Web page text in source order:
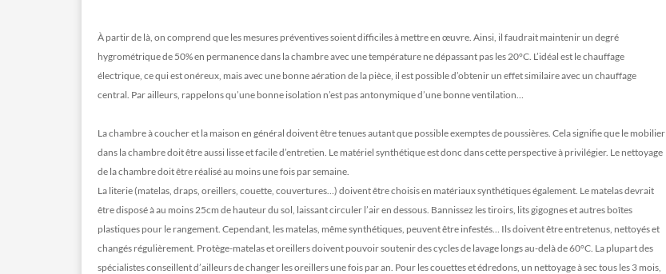
À partir de là, on comprend que les mesures préventives soient difficiles à mettre en œuvre. Ainsi, il faudrait maintenir un degré
hygrométrique de 50% en permanence dans la chambre avec une température ne dépassant pas les 20°C. L’idéal est le chauffage
électrique, ce qui est onéreux, mais avec une bonne aération de la pièce, il est possible d’obtenir un effet similaire avec un chauffage
central. Par ailleurs, rappelons qu’une bonne isolation n’est pas antonymique d’une bonne ventilation…
La chambre à coucher et la maison en général doivent être tenues autant que possible exemptes de poussières. Cela signifie que le mobilier
dans la chambre doit être aussi lisse et facile d’entretien. Le matériel synthétique est donc dans cette perspective à privilégier. Le nettoyage
de la chambre doit être réalisé au moins une fois par semaine.
La literie (matelas, draps, oreillers, couette, couvertures…) doivent être choisis en matériaux synthétiques également. Le matelas devrait
être disposé à au moins 25cm de hauteur du sol, laissant circuler l’air en dessous. Bannissez les tiroirs, lits gigognes et autres boîtes
plastiques pour le rangement. Cependant, les matelas, même synthétiques, peuvent être infestés… Ils doivent être entretenus, nettoyés et
changés régulièrement. Protège-matelas et oreillers doivent pouvoir soutenir des cycles de lavage longs au-delà de 60°C. La plupart des
spécialistes conseillent d’ailleurs de changer les oreillers une fois par an. Pour les couettes et édredons, un nettoyage à sec tous les 3 mois,